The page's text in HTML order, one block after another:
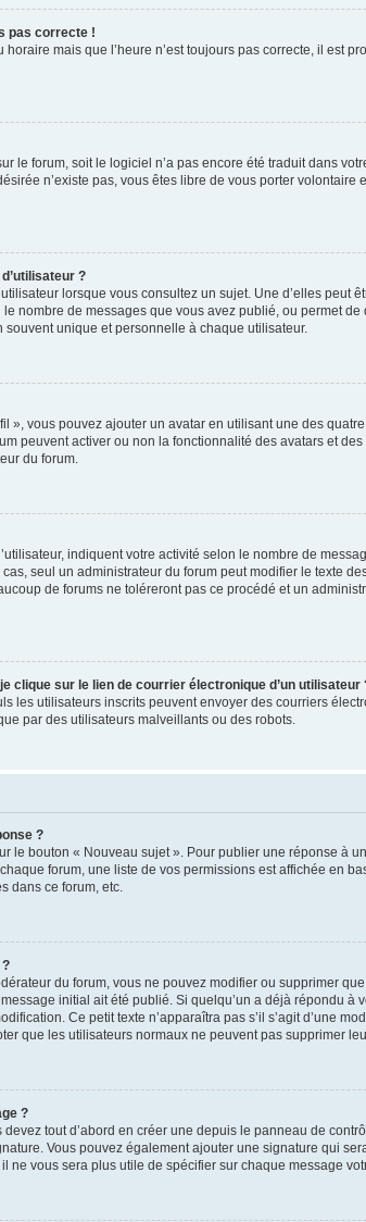
pas correcte !
mais que l’heure n’est toujours pas correcte, il est
le forum, soit le logiciel n’a pas encore été traduit dans
n’existe pas, vous êtes libre de vous porter
?
lorsque vous consultez un sujet. Une d’elles
nombre de messages que vous avez publié, ou permet
unique et personnelle à chaque utilisateur.
», vous pouvez ajouter un avatar en utilisant une des
peuvent activer ou non la fonctionnalité des avatars et
du forum.
indiquent votre activité selon le nombre de
seul un administrateur du forum peut modifier le texte
de forums ne toléreront pas ce procédé et un
clique sur le lien de courrier électronique d’un utilisateur
les utilisateurs inscrits peuvent envoyer des courriers
par des utilisateurs malveillants ou des robots.
?
le bouton « Nouveau sujet ». Pour publier une réponse à
forum, une liste de vos permissions est affichée en
dans ce forum, etc.
du forum, vous ne pouvez modifier ou supprimer
initial ait été publié. Si quelqu’un a déjà répondu
Ce petit texte n’apparaîtra pas s’il s’agit d’une
que les utilisateurs normaux ne peuvent pas supprimer
?
tout d’abord en créer une depuis le panneau de
Vous pouvez également ajouter une signature qui
ne vous sera plus utile de spécifier sur chaque message